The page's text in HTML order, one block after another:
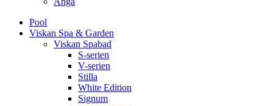
Pool
Viskan Spa & Garden
Viskan Spabad
S-serien
V-serien
Stilla
White Edition
Signum